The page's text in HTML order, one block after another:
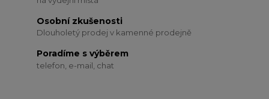
Osobní zkušenosti
Dlouholetý prodej v kamenné prodejně
Poradíme s výběrem
telefon, e-mail, chat